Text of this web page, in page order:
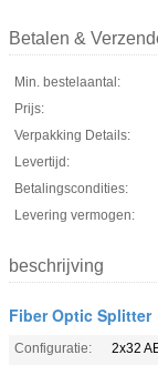
Betalen &
Min. bestelaantal:
Prijs:
Verpakking Details:
Levertijd:
Betalingscondities:
Levering vermogen:
beschrijving
Fiber Optic Splitter
Configuratie:
2x32